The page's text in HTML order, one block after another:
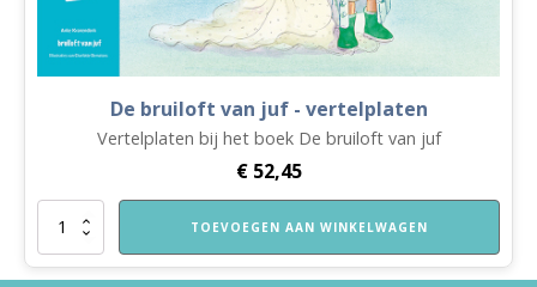
De bruiloft van juf - vertelplaten
Vertelplaten bij het boek De bruiloft van juf
€52,45
van
TOEVOEGEN AAN WINKELWAGEN